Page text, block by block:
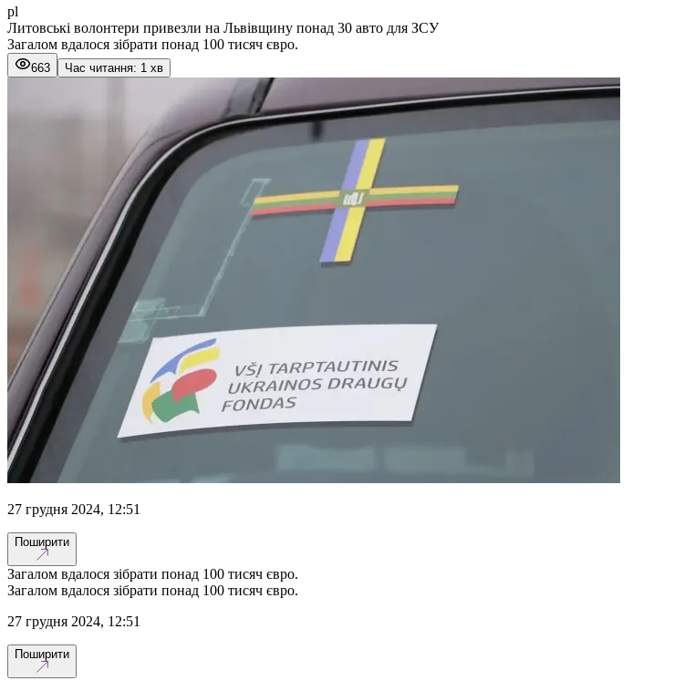
pl
Литовські волонтери привезли на Львівщину понад 30 авто для ЗСУ
Загалом вдалося зібрати понад 100 тисяч євро.
663 Час читання: 1 хв
27 грудня 2024, 12:51
Поширити
Загалом вдалося зібрати понад 100 тисяч євро.
Загалом вдалося зібрати понад 100 тисяч євро.
27 грудня 2024, 12:51
Поширити